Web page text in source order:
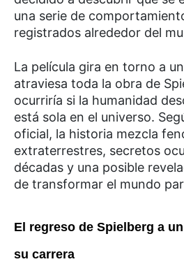
una serie de
registrados alrededor del
La película gira en torno a
atraviesa toda la obra de
ocurriría si la humanidad
está sola en el universo.
oficial, la historia mezcla
extraterrestres, secretos
décadas y una posible
de transformar el mundo
El regreso de Spielberg a
su carrera